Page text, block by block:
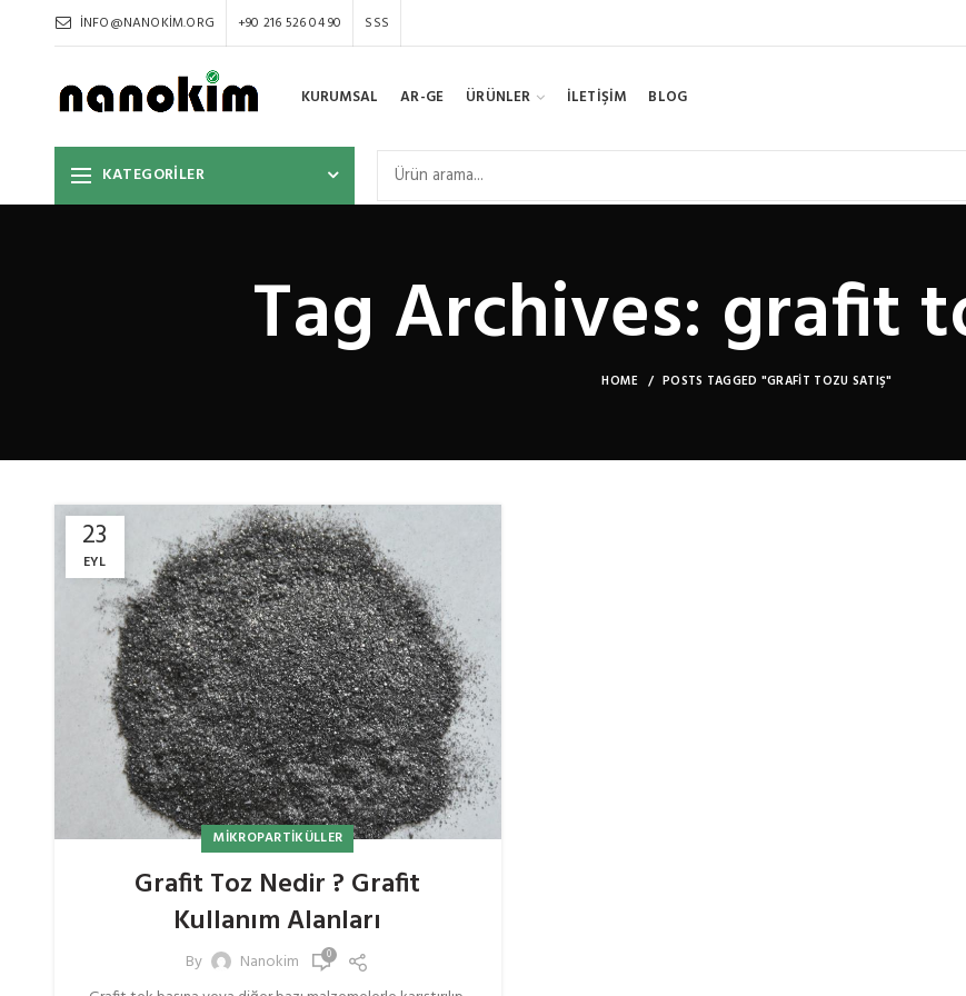
INFO@NANOKIM.ORG +90 216 526 04 90 SSS
KURUMSAL AR-GE ÜRÜNLER İLETİŞİM BLOG
KATEGORİLER
Tag Archives: grafit
HOME POSTS TAGGED "GRAFIT TOZU SATIŞ"
23
EYL
MIKROPARTIKÜLLER
Grafit Toz Nedir ? Grafit
Kullanım Alanları
By Nanokim 0